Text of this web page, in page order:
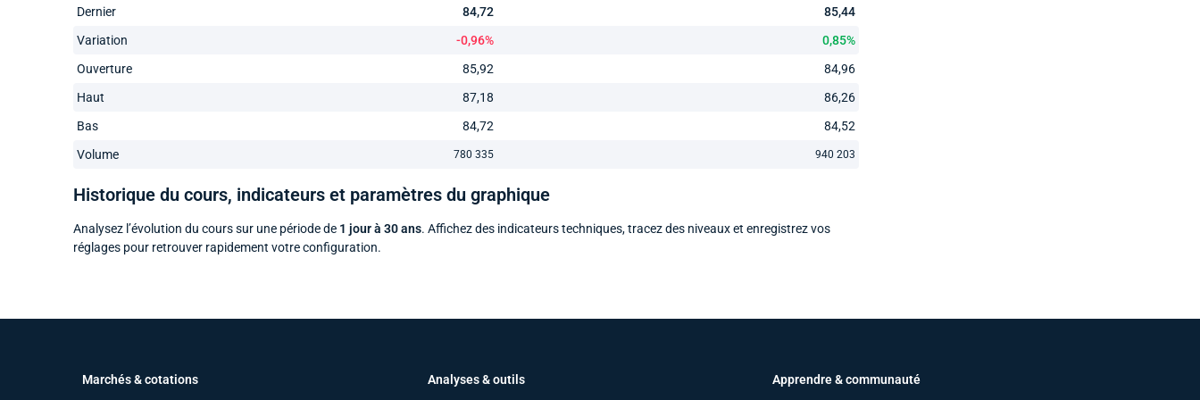
Dernier 84,72
85,44
Variation
-0,96%
0,85%
Ouverture
85,92
84,96
Haut
87,18
86,26
Bas
84,72
84,52
Volume
780 335 940 203
Historique du cours, indicateurs et paramètres du graphique
Analysez l’évolution du cours sur une période de 1 jour à 30 ans. Affichez des indicateurs techniques, tracez des niveaux et enregistrez vos
réglages pour retrouver rapidement votre configuration.
Marchés & cotations Analyses & outils Apprendre & communauté